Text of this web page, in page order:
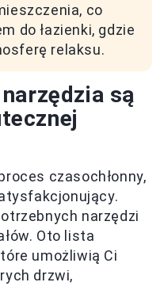
co
do łazienki, gdzie
relaksu.
są
czasochłonny,
narzędzi
Oto lista
umożliwią Ci
drzwi,